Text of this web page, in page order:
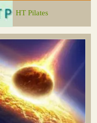
HT Pilates